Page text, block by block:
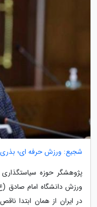
شجیع: ورزش حرفه ای؛ بذری
پژوهشگر حوزه
ورزش دانشگاه امام صادق
در ایران از همان ابتدا